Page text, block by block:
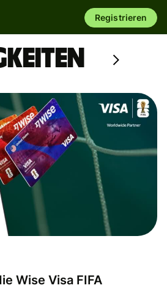
Registrieren
Wise Visa FIFA